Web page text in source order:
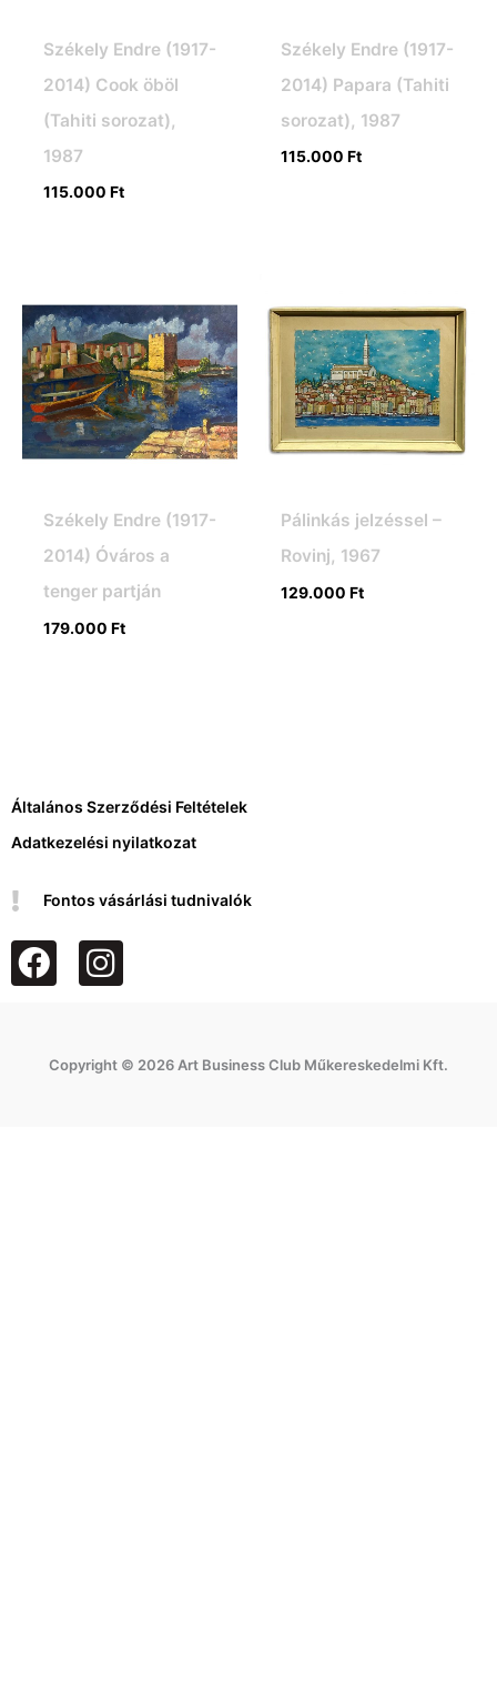
Székely Endre (1917-
2014) Cook öböl
(Tahiti sorozat),
1987
115.000 Ft
Székely Endre (1917-
2014) Papara (Tahiti
sorozat), 1987
115.000 Ft
Székely Endre (1917-
2014) Óváros a
tenger partján
179.000 Ft
Pálinkás jelzéssel –
Rovinj, 1967
129.000 Ft
Általános Szerződési Feltételek
Adatkezelési nyilatkozat
Fontos vásárlási tudnivalók
F
a
e
I
n
t
a
Copyright © 2026 Art Business Club Műkereskedelmi Kft.